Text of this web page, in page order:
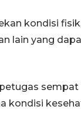
kondisi
lain yang
kondisi